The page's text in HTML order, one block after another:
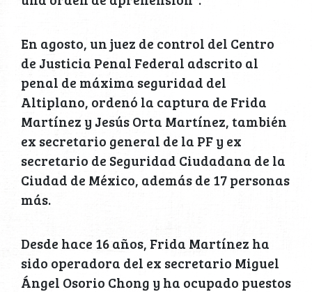
En agosto, un juez de control del Centro
de Justicia Penal Federal adscrito al
penal de máxima seguridad del
Altiplano, ordenó la captura de Frida
Martínez y Jesús Orta Martínez, también
ex secretario general de la PF y ex
secretario de Seguridad Ciudadana de la
Ciudad de México, además de 17 personas
más.
Desde hace 16 años, Frida Martínez ha
sido operadora del ex secretario Miguel
Ángel Osorio Chong y ha ocupado puestos